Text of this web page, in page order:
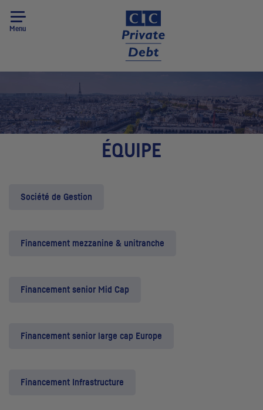
Menu
ÉQUIPE
Société de Gestion
Financement mezzanine & unitranche
Financement senior Mid Cap
Financement senior large cap Europe
Financement Infrastructure